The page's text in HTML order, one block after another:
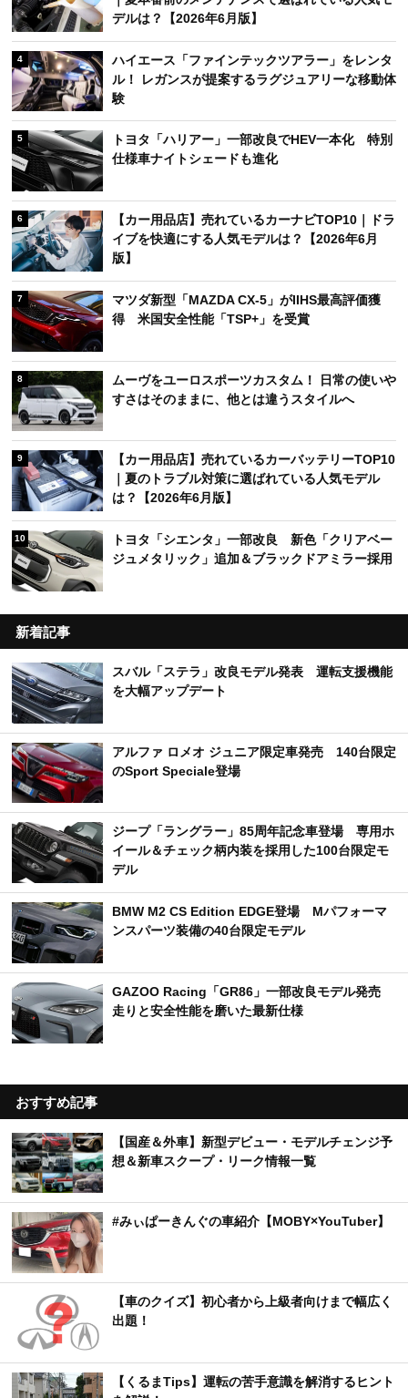
デルは？【2026年6月版】
4
ハイエース「ファインテックツアラー」をレンタ
ル！ レガンスが提案するラグジュアリーな移動体
験
5
トヨタ「ハリアー」一部改良でHEV一本化 特別
仕様車ナイトシェードも進化
6
【カー用品店】売れているカーナビTOP10｜ドラ
イブを快適にする人気モデルは？【2026年6月
版】
7
マツダ新型「MAZDA CX-5」がIIHS最高評価獲
得 米国安全性能「TSP+」を受賞
8
ムーヴをユーロスポーツカスタム！ 日常の使いや
すさはそのままに、他とは違うスタイルへ
9
【カー用品店】売れているカーバッテリーTOP10
｜夏のトラブル対策に選ばれている人気モデル
は？【2026年6月版】
10
トヨタ「シエンタ」一部改良 新色「クリアベー
ジュメタリック」追加＆ブラックドアミラー採用
新着記事
スバル「ステラ」改良モデル発表 運転支援機能
を大幅アップデート
アルファ ロメオ ジュニア限定車発売 140台限定
のSport Speciale登場
ジープ「ラングラー」85周年記念車登場 専用ホ
イール＆チェック柄内装を採用した100台限定モ
デル
BMW M2 CS Edition EDGE登場 Mパフォーマ
ンスパーツ装備の40台限定モデル
GAZOO Racing「GR86」一部改良モデル発売
走りと安全性能を磨いた最新仕様
おすすめ記事
【国産＆外車】新型デビュー・モデルチェンジ予
想＆新車スクープ・リーク情報一覧
#みぃぱーきんぐの車紹介【MOBY×YouTuber】
【車のクイズ】初心者から上級者向けまで幅広く
出題！
【くるまTips】運転の苦手意識を解消するヒント